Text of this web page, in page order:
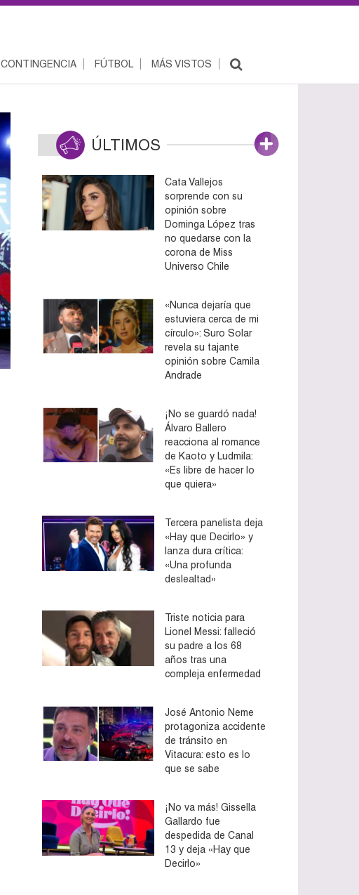
CONTINGENCIA FÚTBOL MÁS VISTOS
ÚLTIMOS
Cata Vallejos
sorprende con su
opinión sobre
Dominga López tras
no quedarse con la
corona de Miss
Universo Chile
«Nunca dejaría que
estuviera cerca de mi
círculo»: Suro Solar
revela su tajante
opinión sobre Camila
Andrade
¡No se guardó nada!
Álvaro Ballero
reacciona al romance
de Kaoto y Ludmila:
«Es libre de hacer lo
que quiera»
Tercera panelista deja
«Hay que Decirlo» y
lanza dura crítica:
«Una profunda
deslealtad»
Triste noticia para
Lionel Messi: falleció
su padre a los 68
años tras una
compleja enfermedad
José Antonio Neme
protagoniza accidente
de tránsito en
Vitacura: esto es lo
que se sabe
¡No va más! Gissella
Gallardo fue
despedida de Canal
13 y deja «Hay que
Decirlo»